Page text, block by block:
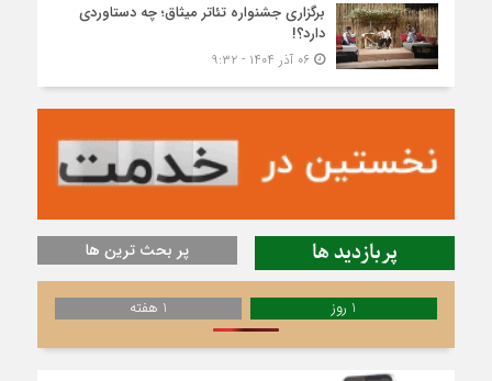
برگزاری جشنواره تئاتر میثاق؛ چه دستاوردی
دارد؟!
۰۶ آذر ۱۴۰۴ - ۹:۳۲
پربازدید ها پر بحث ترین ها
1 روز 1 هفته